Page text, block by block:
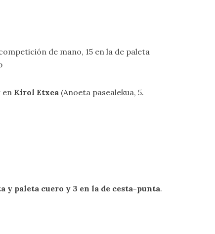
de mano, 15 en la de paleta
en Kirol Etxea (Anoeta pasealekua, 5.
y paleta cuero y 3 en la de cesta-punta.